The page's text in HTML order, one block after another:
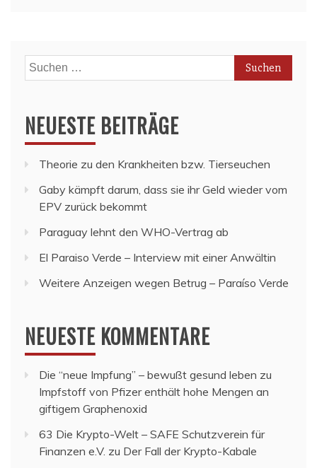
Suchen
nach:
NEUESTE BEITRÄGE
Theorie zu den Krankheiten bzw. Tierseuchen
Gaby kämpft darum, dass sie ihr Geld wieder vom
EPV zurück bekommt
Paraguay lehnt den WHO-Vertrag ab
El Paraiso Verde – Interview mit einer Anwältin
Weitere Anzeigen wegen Betrug – Paraíso Verde
NEUESTE KOMMENTARE
Die “neue Impfung” – bewußt gesund leben zu
Impfstoff von Pfizer enthält hohe Mengen an
giftigem Graphenoxid
63 Die Krypto-Welt – SAFE Schutzverein für
Finanzen e.V. zu Der Fall der Krypto-Kabale